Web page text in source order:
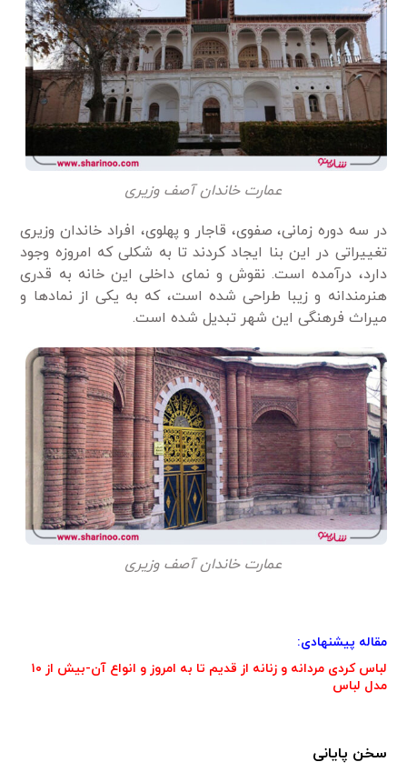
عمارت خاندان آصف وزیری
در سه دوره زمانی، صفوی، قاجار و پهلوی، افراد خاندان وزیری
تغییراتی در این بنا ایجاد کردند تا به شکلی که امروزه وجود
دارد، درآمده است. نقوش و نمای داخلی این خانه به ­قدری
هنرمندانه و زیبا طراحی شده است، که به یکی از نمادها و
میراث فرهنگی این شهر تبدیل شده است.
عمارت خاندان آصف وزیری
مقاله پیشنهادی:
لباس کردی مردانه و زنانه از قدیم تا به امروز و انواع آن-بیش از ۱۰
مدل لباس
سخن پایانی